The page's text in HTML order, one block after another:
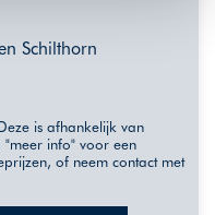
Schilthorn
is afhankelijk van
"meer info" voor een
of neem contact met